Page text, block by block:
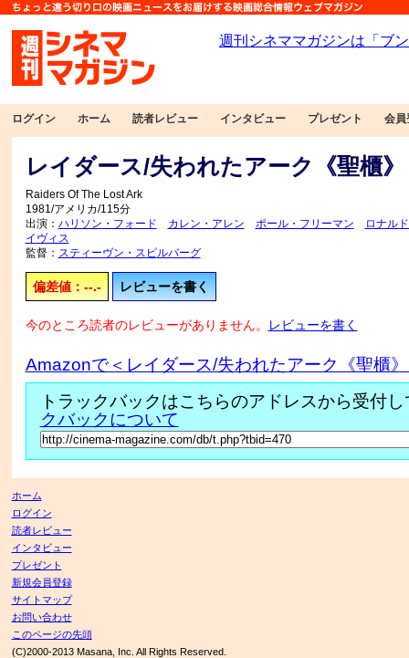
ログイン ホーム 読者レビュー インタビュー プレゼント 会員
レイダース/失われたアーク《聖櫃》
Raiders Of The Lost Ark
1981/アメリカ/115分
出演： ハリソン・フォード カレン・アレン ポール・フリーマン
ロナル
イヴィス
監督： スティーヴン・スピルバーグ
偏差値：--.- レビューを書く
今のところ読者のレビューがありません。 レビューを書く
Amazonで＜レイダース/失われたアーク《聖櫃
トラックバックはこちらのアドレスから受付
クバックについて
ホーム
ログイン
読者レビュー
インタビュー
プレゼント
新規会員登録
サイトマップ
お問い合わせ
このページの先頭
(C)2000-2013 Masana, Inc. All Rights Reserved.